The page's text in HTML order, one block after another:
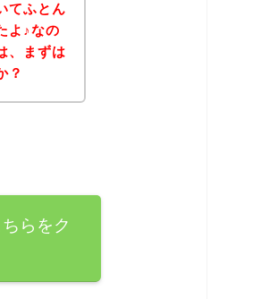
てふとん
よ♪なの
、まずは
？
らをク